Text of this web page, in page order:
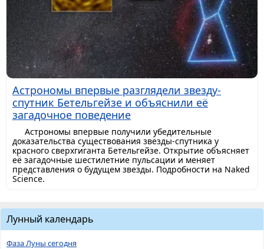
Астрономы впервые разглядели звезду-
спутник Бетельгейзе и объяснили её
загадочное поведение
Астрономы впервые получили убедительные
доказательства существования звезды-спутника у
красного сверхгиганта Бетельгейзе. Открытие объясняет
её загадочные шестилетние пульсации и меняет
представления о будущем звезды. Подробности на Naked
Science.
Лунный календарь
Фаза Луны сегодня